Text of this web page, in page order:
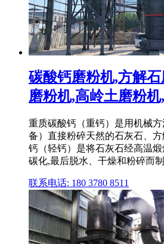
碳酸钙磨粉机,方解
磨粉机,高岭土磨粉机
重质碳酸钙（重钙）是用机械
备）直接粉碎天然的石灰石、
钙（轻钙）是将石灰石经高温
碳化,最后脱水、干燥和粉碎而制
联系电话: 180 3780 8511